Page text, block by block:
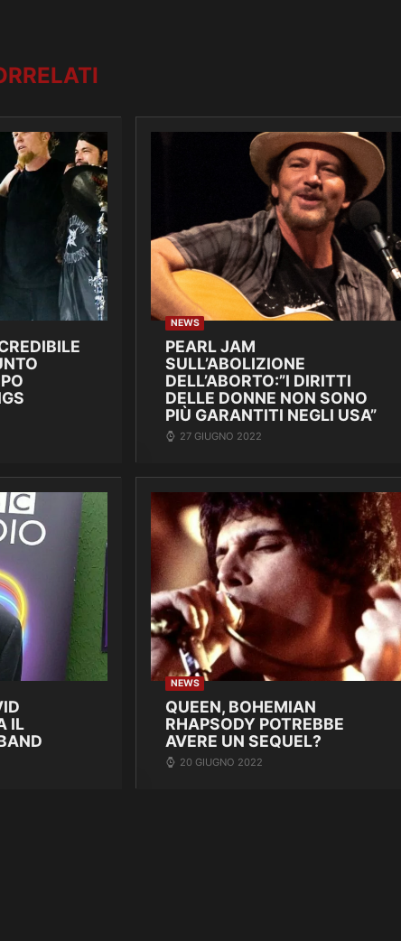
NEWS
PEARL JAM
SULL’ABOLIZIONE
DELL’ABORTO:”I DIRITTI
DELLE DONNE NON SONO
PIÙ GARANTITI NEGLI USA”
27 GIUGNO 2022
IL
NEWS
QUEEN, BOHEMIAN
RHAPSODY POTREBBE
AVERE UN SEQUEL?
20 GIUGNO 2022